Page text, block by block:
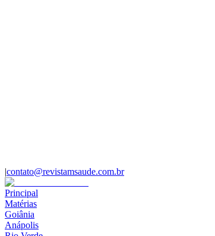
|contato@revistamsaude.com.br
Principal
Matérias
Goiânia
Anápolis